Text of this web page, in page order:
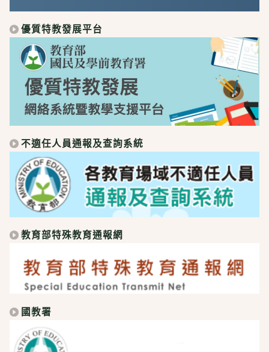
優質特教發展平台
不適任人員通報及查詢系統
教育部特殊教育通報網
國教署